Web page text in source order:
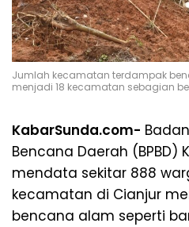
Jumlah kecamatan terdampak
menjadi 18 kecamatan sebagian
KabarSunda.com-
Bencana Daerah (BPBD)
mendata sekitar 888
kecamatan di Cianjur
bencana alam seperti